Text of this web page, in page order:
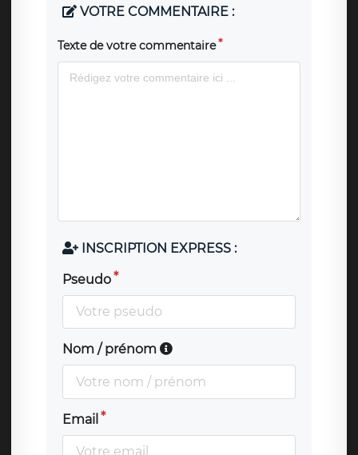
VOTRE COMMENTAIRE :
Texte de votre commentaire
INSCRIPTION EXPRESS :
Pseudo
Nom / prénom
Email